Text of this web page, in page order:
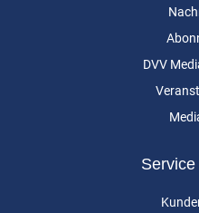
DVV